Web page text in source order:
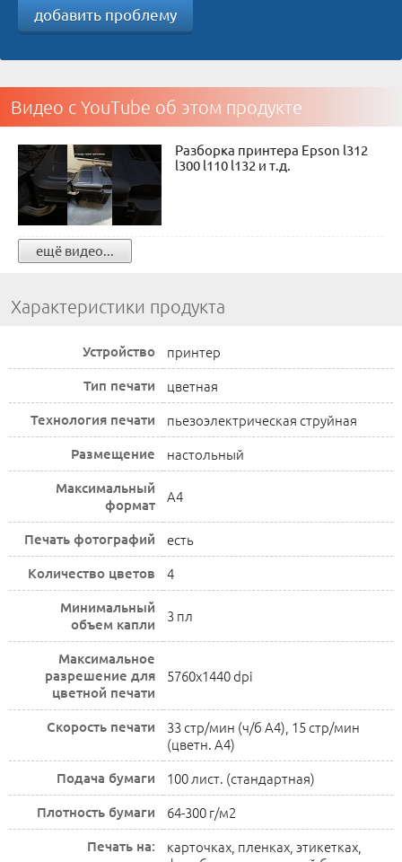
добавить проблему
Видео с YouTube об этом продукте
Разборка принтера Epson l312
l300 l110 l132 и т.д.
ещё видео...
Характеристики продукта
Устройство принтер
Тип печати цветная
Технология печати пьезоэлектрическая струйная
Размещение настольный
Максимальный
формат
A4
Печать фотографий есть
Количество цветов 4
Минимальный
объем капли
3 пл
Максимальное
разрешение для
цветной печати
5760x1440 dpi
Скорость печати
33 стр/мин (ч/б А4), 15 стр/мин
(цветн. А4)
Подача бумаги 100 лист. (стандартная)
Плотность бумаги 64-300 г/м2
Печать на:
карточках, пленках, этикетках,